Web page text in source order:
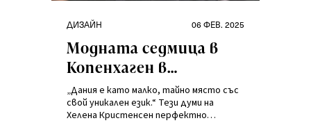
ДИЗАЙН 06 ФЕВ. 2025
Модната седмица в
Копенхаген в
Answear.bg
„Дания е като малко, тайно място със
свой уникален език.“ Тези думи на
Хелена Кристенсен перфектно